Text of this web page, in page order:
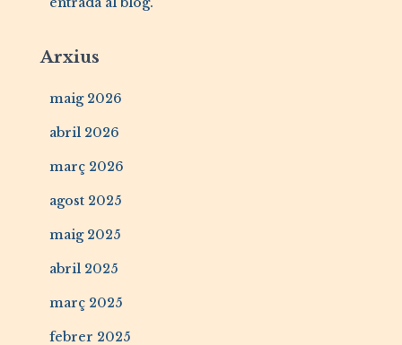
Arxius
maig 2026
abril 2026
març 2026
agost 2025
maig 2025
abril 2025
març 2025
febrer 2025